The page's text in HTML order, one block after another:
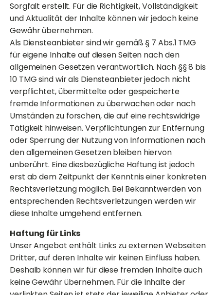
Sorgfalt erstellt. Für die Richtigkeit, Vollständigkeit
und Aktualität der Inhalte können wir jedoch keine
Gewähr übernehmen.
Als Diensteanbieter sind wir gemäß § 7 Abs.1 TMG
für eigene Inhalte auf diesen Seiten nach den
allgemeinen Gesetzen verantwortlich. Nach §§ 8 bis
10 TMG sind wir als Diensteanbieter jedoch nicht
verpflichtet, übermittelte oder gespeicherte
fremde Informationen zu überwachen oder nach
Umständen zu forschen, die auf eine rechtswidrige
Tätigkeit hinweisen. Verpflichtungen zur Entfernung
oder Sperrung der Nutzung von Informationen nach
den allgemeinen Gesetzen bleiben hiervon
unberührt. Eine diesbezügliche Haftung ist jedoch
erst ab dem Zeitpunkt der Kenntnis einer konkreten
Rechtsverletzung möglich. Bei Bekanntwerden von
entsprechenden Rechtsverletzungen werden wir
diese Inhalte umgehend entfernen.
Haftung für Links
Unser Angebot enthält Links zu externen Webseiten
Dritter, auf deren Inhalte wir keinen Einfluss haben.
Deshalb können wir für diese fremden Inhalte auch
keine Gewähr übernehmen. Für die Inhalte der